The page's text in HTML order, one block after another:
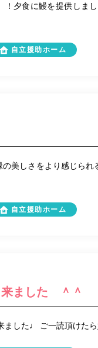
！夕食に鰻を提供しま
自立援助ホーム
美しさをより感じら
自立援助ホーム
ました ＾＾
ました♩ ご一読頂けた